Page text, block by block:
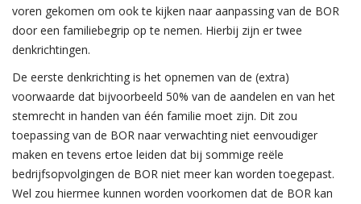
voren gekomen om ook te kijken naar aanpassing van de BOR
door een familiebegrip op te nemen. Hierbij zijn er twee
denkrichtingen.
De eerste denkrichting is het opnemen van de (extra)
voorwaarde dat bijvoorbeeld 50% van de aandelen en van het
stemrecht in handen van één familie moet zijn. Dit zou
toepassing van de BOR naar verwachting niet eenvoudiger
maken en tevens ertoe leiden dat bij sommige reële
bedrijfsopvolgingen de BOR niet meer kan worden toegepast.
Wel zou hiermee kunnen worden voorkomen dat de BOR kan